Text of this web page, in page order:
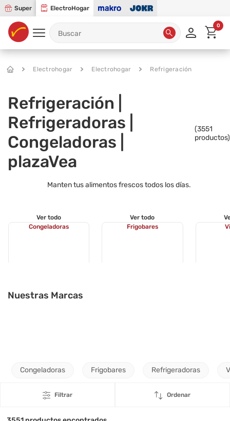
Super ElectroHogar
0
Electrohogar Electrohogar Refrigeración
Refrigeración |
Refrigeradoras |
Congeladoras |
plazaVea
(3551
productos)
Manten tus alimentos frescos todos los días.
Ver todo
Congeladoras
Ver todo
Frigobares
Nuestras Marcas
Congeladoras Frigobares Refrigeradoras
Filtrar Ordenar